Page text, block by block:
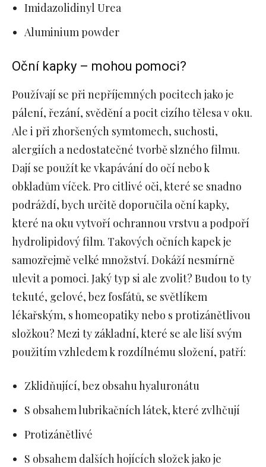
Imidazolidinyl Urea
Aluminium powder
Oční kapky – mohou pomoci?
Používají se při nepříjemných pocitech jako je
pálení, řezání, svědění a pocit cizího tělesa v oku.
Ale i při zhoršených symtomech, suchosti,
alergiích a nedostatečné tvorbě slzného filmu.
Dají se použít ke vkapávání do očí nebo k
obkladům víček. Pro citlivé oči, které se snadno
podráždí, bych určitě doporučila oční kapky,
které na oku vytvoří ochrannou vrstvu a podpoří
hydrolipidový film. Takových očních kapek je
samozřejmě velké množství. Dokáží nesmírně
ulevit a pomoci. Jaký typ si ale zvolit? Budou to ty
tekuté, gelové, bez fosfátů, se světlíkem
lékařským, s homeopatiky nebo s protizánětlivou
složkou? Mezi ty základní, které se ale liší svým
použitím vzhledem k rozdílnému složení, patří:
Zklidňující, bez obsahu hyaluronátu
S obsahem lubrikačních látek, které zvlhčují
Protizánětlivé
S obsahem dalších hojících složek jako je